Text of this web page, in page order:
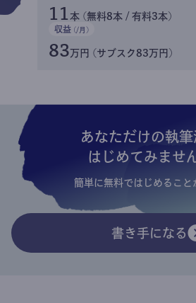
11 本 (無料8本 / 有料3本)
収益 (/月)
83万円 (サブスク83万円)
あなただけの執筆
はじめてみませ
簡単に無料ではじめること
書き手になる